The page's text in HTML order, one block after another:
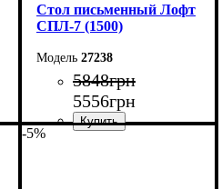
Стол письменный Лофт
СПЛ-7 (1500)
27238
5848грн
5556грн
-5%